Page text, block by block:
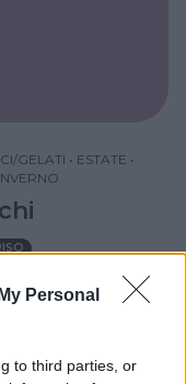
Personal
to third parties, or
GELATI • ESTATE •